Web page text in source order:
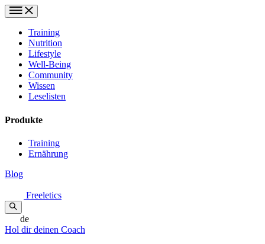
Training
Nutrition
Lifestyle
Well-Being
Community
Wissen
Leselisten
Produkte
Training
Ernährung
Blog
Freeletics
de
Hol dir deinen Coach